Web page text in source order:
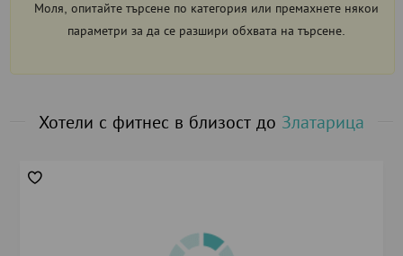
Моля, опитайте търсене по категория или премахнете някои
параметри за да се разшири обхвата на търсене.
Хотели с фитнес в близост до Златарица